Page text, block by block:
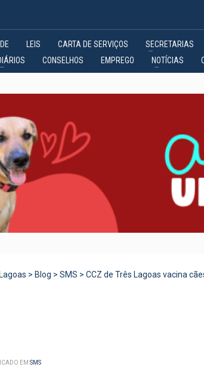
LEIS CARTA DE SERVIÇOS SECRETARIAS
CONSELHOS EMPREGO NOTÍCIAS
> Blog > SMS > CCZ de Três Lagoas vacina
EM SMS